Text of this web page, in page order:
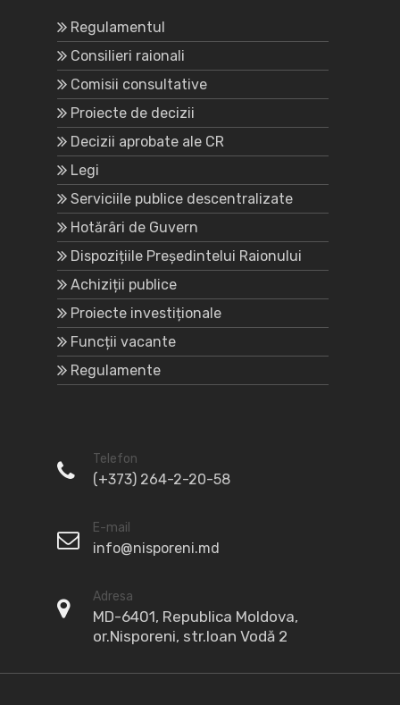
Regulamentul
Consilieri raionali
Comisii consultative
Proiecte de decizii
Decizii aprobate ale CR
Legi
Serviciile publice descentralizate
Hotărâri de Guvern
Dispozițiile Președintelui Raionului
Achiziții publice
Proiecte investiționale
Funcții vacante
Regulamente
Telefon
(+373) 264-2-20-58
E-mail
info@nisporeni.md
Adresa
MD-6401, Republica Moldova,
or.Nisporeni, str.Ioan Vodă 2